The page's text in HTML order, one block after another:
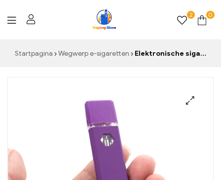
2 0
Startpagina Wegwerp e-sigaretten Elektronische sigaret runtz runty vape 280 mah batterij 1 ml lege apparaatpods oplaadbare wegwerp vape-pennen vape pod met doos